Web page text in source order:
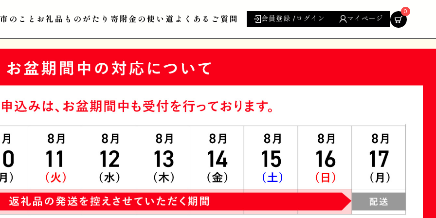
のこと お礼品ものがたり 寄附金の使い道 よくあるご質問 会員登録 /ログイン マイページ
0